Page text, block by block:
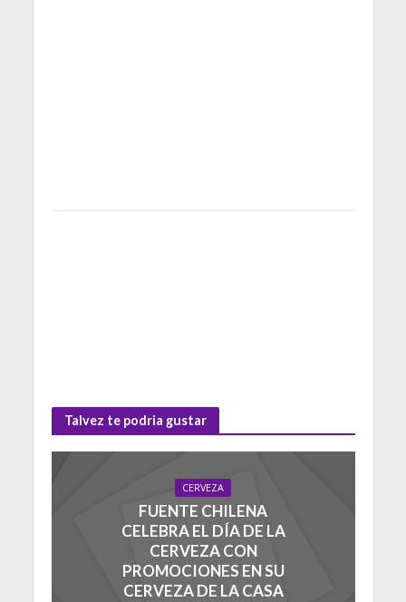
Talvez te podria gustar
CERVEZA
FUENTE CHILENA
CELEBRA EL DÍA DE LA
CERVEZA CON
PROMOCIONES EN SU
CERVEZA DE LA CASA